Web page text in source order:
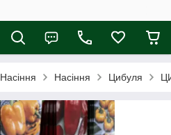
Насіння Насіння Цибуля